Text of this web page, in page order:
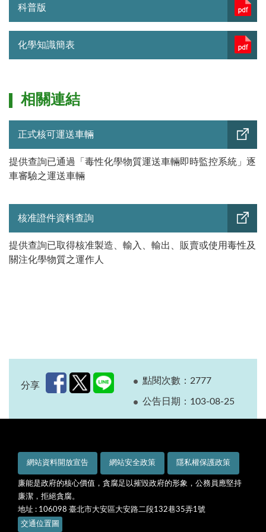
科普版
化學知識簡表
相關連結
正式核可運送車輛
提供查詢已通過「毒性化學物質運送車輛即時監控系統」逐
車審驗之運送車輛
核准證件資料查詢
提供查詢已取得核准製造、輸入、輸出、販賣或使用毒性及
關注化學物質之運作人
分享 點閱次數：2777
公告日期：103-08-25
網站資料開放宣告 網站安全政策 隱私權保護政策
廉能是政府的核心價值，貪腐足以摧毀政府的形象，公務員應堅持
廉潔，拒絕貪腐。
地址 : 106098 臺北市大安區大安路二段132巷35弄1號
交通位置圖